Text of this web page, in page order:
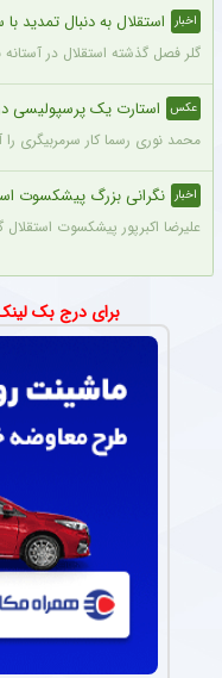
اخبار استقلال به دنبال تمدید
گلر فصل گذشته استقلال در آستانه
عکس استارت یک پرسپولیسی
محمد نوری رسما کار سرمربیگری
اخبار نگرانی بزرگ پیشکسوت
علیرضا اکبرپور پیشکسوت
برای درج بک